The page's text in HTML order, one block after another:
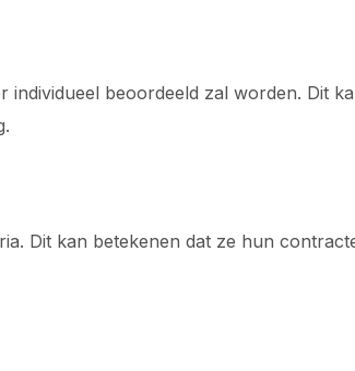
individueel beoordeeld zal worden. Dit
Dit kan betekenen dat ze hun